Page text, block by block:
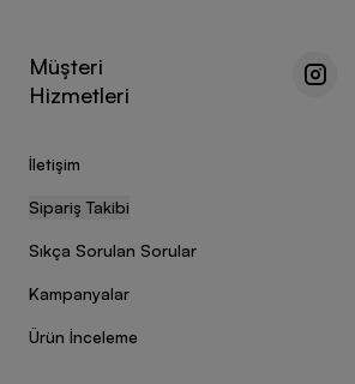
Müşteri
Hizmetleri
İletişim
Sipariş Takibi
Sıkça Sorulan Sorular
Kampanyalar
Ürün İnceleme